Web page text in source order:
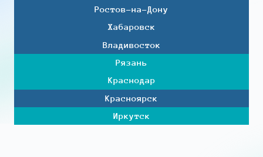
Ростов-на-Дону
Хабаровск
Владивосток
Рязань
Краснодар
Красноярск
Иркутск